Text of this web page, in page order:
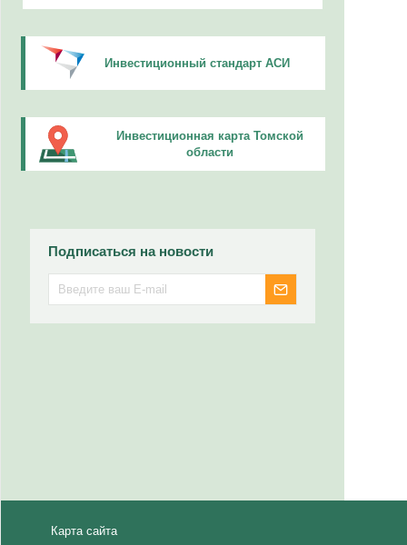
Инвестиционный стандарт АСИ
Инвестиционная карта Томской
области
Подписаться на новости
Карта сайта